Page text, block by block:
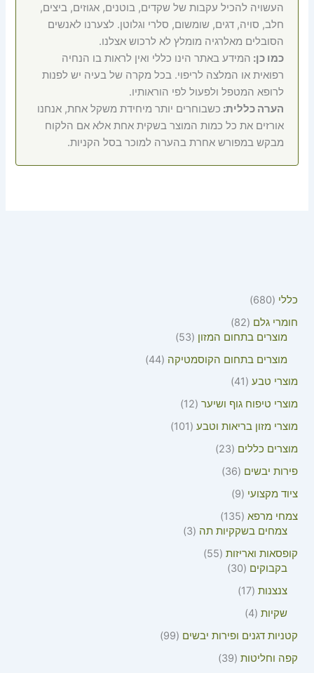
כללי
680
חומרי גלם
82
מוצרים בתחום המזון
53
מוצרים בתחום הקוסמטיקה 44
מוצרי טבע
41
מוצרי טיפוח גוף ושיער 12
מוצרי מזון בריאות וטבע
101
מוצרים כללים
23
פירות יבשים
36
ציוד מקצועי
9
צמחי מרפא 135
צמחים בשקקיות תה
3
קופסאות ואריזות 55
בקבוקים
30
צנצנות 17
שקיות 4
קטניות דגנים ופירות יבשים
99
קפה וחליטות 39
העשויה להכיל עקבות של שקדים, בוטנים, אגוזים, ביצים,
חלב, סויה, דגים, שומשום, סלרי וגלוטן. לצערנו לאנשים
הסובלים מאלרגיה מומלץ לא לרכוש אצלנו.
כמו כן: המידע באתר הינו כללי ואין לראות בו הנחיה
רפואית או המלצה לריפוי. בכל מקרה של בעיה יש לפנות
לרופא המטפל ולפעול לפי הוראותיו.
הערה כללית: כשבוחרים יותר מיחידת משקל אחת, אנחנו
אורזים את כל כמות המוצר בשקית אחת אלא אם הלקוח
מבקש במפורש אחרת בהערה למוכר בסל הקניות.